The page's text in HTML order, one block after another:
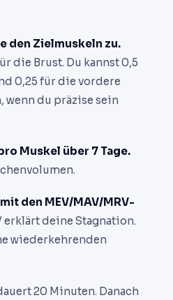
den Zielmuskeln zu.
die Brust. Du kannst 0,5
0,25 für die vordere
wenn du präzise sein
Muskel über 7 Tage.
den MEV/MAV/MRV-
erklärt deine Stagnation.
wiederkehrenden
20 Minuten. Danach